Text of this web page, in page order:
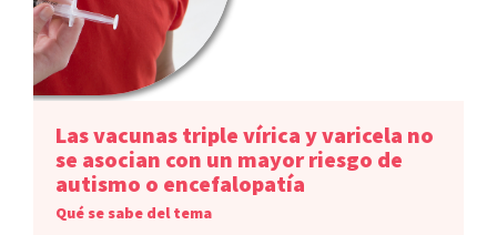
Las vacunas triple vírica y varicela no
se asocian con un mayor riesgo de
autismo o encefalopatía
Qué se sabe del tema